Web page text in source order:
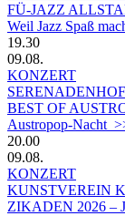
FÜ-JAZZ
Weil Jazz Spaß
19.30
09.08.
KONZERT
SERENADENHOF
BEST OF
Austropop-Nacht
20.00
09.08.
KONZERT
KUNSTVEREIN
ZIKADEN 2026 –